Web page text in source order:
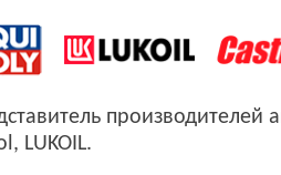
производителей
LUKOIL.